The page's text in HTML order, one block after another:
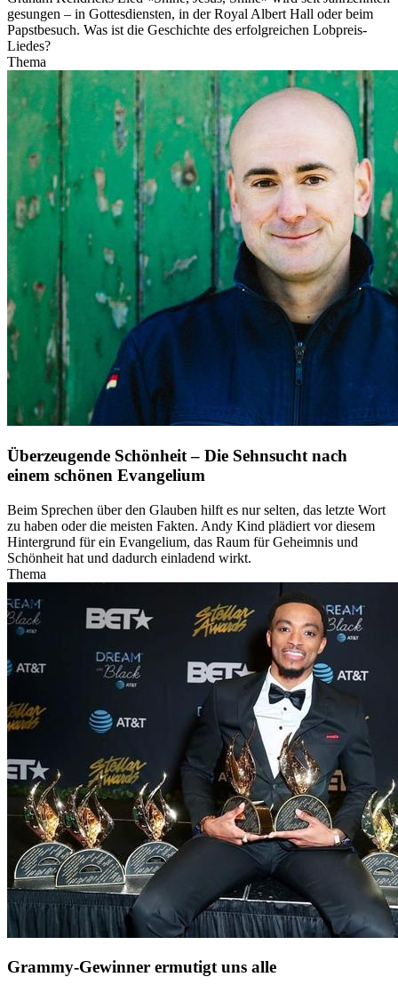
gesungen – in Gottesdiensten, in der Royal Albert Hall oder beim
Papstbesuch. Was ist die Geschichte des erfolgreichen Lobpreis-
Liedes?
Thema
Überzeugende Schönheit – Die Sehnsucht nach
einem schönen Evangelium
Beim Sprechen über den Glauben hilft es nur selten, das letzte Wort
zu haben oder die meisten Fakten. Andy Kind plädiert vor diesem
Hintergrund für ein Evangelium, das Raum für Geheimnis und
Schönheit hat und dadurch einladend wirkt.
Thema
Grammy-Gewinner ermutigt uns alle